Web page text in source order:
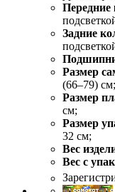
Передние
Задние
Размер
(66–79) см;
Размер
см;
Размер
32 см;
Вес
Вес с